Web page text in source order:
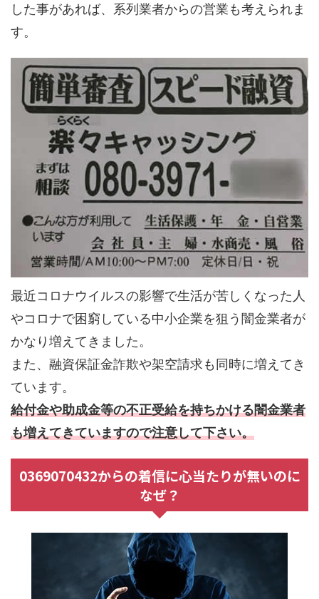
した事があれば、系列業者からの営業も考えられま
す。
最近コロナウイルスの影響で生活が苦しくなった人
やコロナで困窮している中小企業を狙う闇金業者が
かなり増えてきました。
また、融資保証金詐欺や架空請求も同時に増えてき
ています。
給付金や助成金等の不正受給を持ちかける闇金業者
も増えてきていますので注意して下さい。
0369070432からの着信に心当たりが無いのに
なぜ？